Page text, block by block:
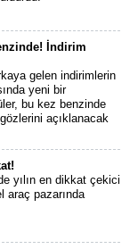
İndirim
gelen indirimlerin
yeni bir
bu kez benzinde
açıklanacak
yılın en dikkat çekici
araç pazarında